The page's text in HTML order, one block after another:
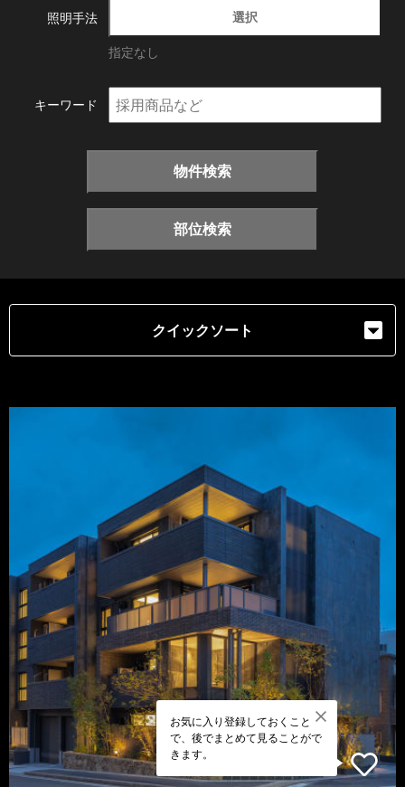
照明手法 選択
指定なし
キーワード
物件検索
部位検索
クイックソート
お気に入り登録しておくこと
で、後でまとめて見ることがで
きます。